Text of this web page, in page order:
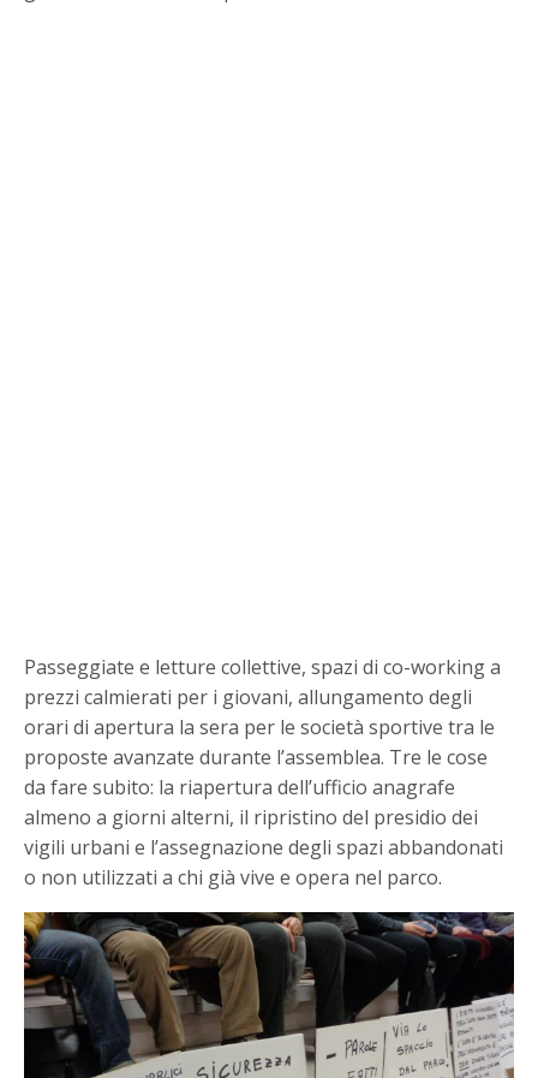
Passeggiate e letture collettive, spazi di co-working a
prezzi calmierati per i giovani, allungamento degli
orari di apertura la sera per le società sportive tra le
proposte avanzate durante l’assemblea. Tre le cose
da fare subito: la riapertura dell’ufficio anagrafe
almeno a giorni alterni, il ripristino del presidio dei
vigili urbani e l’assegnazione degli spazi abbandonati
o non utilizzati a chi già vive e opera nel parco.